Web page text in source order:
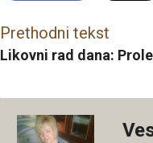
Prethodni tekst
Likovni rad dana: